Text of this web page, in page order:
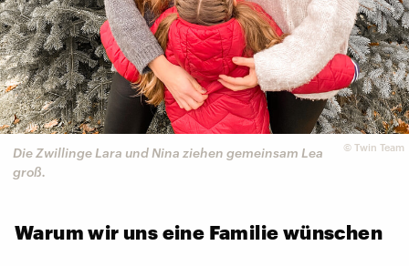
© Twin Team
Die Zwillinge Lara und Nina ziehen gemeinsam Lea
groß.
Warum wir uns eine Familie wünschen